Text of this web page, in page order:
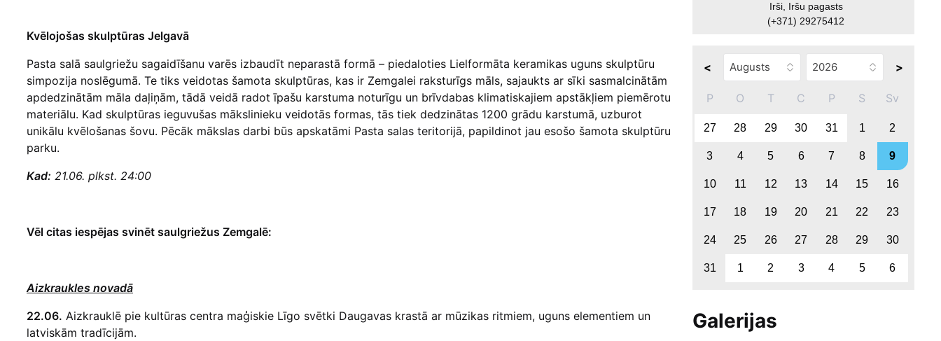
Kvēlojošas skulptūras Jelgavā
Pasta salā saulgriežu sagaidīšanu varēs izbaudīt neparastā formā – piedaloties Lielformāta keramikas uguns skulptūru
simpozija noslēgumā. Te tiks veidotas šamota skulptūras, kas ir Zemgalei raksturīgs māls, sajaukts ar sīki sasmalcinātām
apdedzinātām māla daļiņām, tādā veidā radot īpašu karstuma noturīgu un brīvdabas klimatiskajiem apstākļiem piemērotu
materiālu. Kad skulptūras ieguvušas mākslinieku veidotās formas, tās tiek dedzinātas 1200 grādu karstumā, uzburot
unikālu kvēlošanas šovu. Pēcāk mākslas darbi būs apskatāmi Pasta salas teritorijā, papildinot jau esošo šamota skulptūru
parku.
Kad: 21.06. plkst. 24:00
Vēl citas iespējas svinēt saulgriežus Zemgalē:
Aizkraukles novadā
22.06. Aizkrauklē pie kultūras centra maģiskie Līgo svētki Daugavas krastā ar mūzikas ritmiem, uguns elementiem un
latviskām tradīcijām.
Irši, Iršu pagasts
(+371) 29275412
< >
P O T C P S Sv
27 28 29 30 31 1 2
3 4 5 6 7 8 9
10 11 12 13 14 15 16
17 18 19 20 21 22 23
24 25 26 27 28 29 30
31 1 2 3 4 5 6
Galerijas